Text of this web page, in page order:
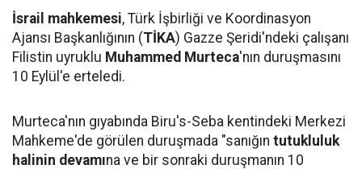
İsrail mahkemesi, Türk İşbirliği ve Koordinasyon
Ajansı Başkanlığının (TİKA) Gazze Şeridi'ndeki çalışanı
Filistin uyruklu Muhammed Murteca'nın duruşmasını
10 Eylül'e erteledi.
Murteca'nın gıyabında Biru's-Seba kentindeki Merkezi
Mahkeme'de görülen duruşmada "sanığın tutukluluk
halinin devamına ve bir sonraki duruşmanın 10